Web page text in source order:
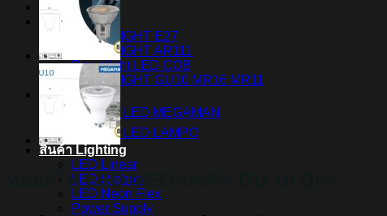
Track light
Downlight
DOWNLIGHT E27
DOWNLIGHT AR111
Downlight LED COB
DOWNLIGHT GU10 MR16 MR11
หลอดไฟ LED
หลอดไฟ LED MEGAMAN
หลอดไฟ LED LAMPO
สินค้า Lighting
LED Linear
LED Ribbon
LED Neon Flex
Power Supply
หลอดไฟ LED MEGAMAN GU 10 Dim